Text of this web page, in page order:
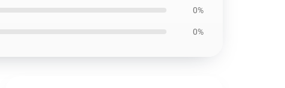
0%
0%